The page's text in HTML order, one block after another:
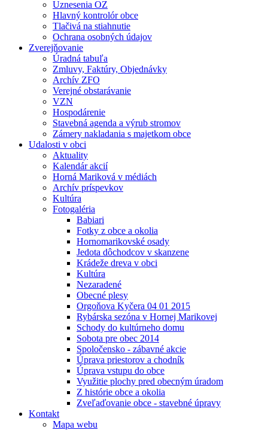
Uznesenia OZ
Hlavný kontrolór obce
Tlačivá na stiahnutie
Ochrana osobných údajov
Zverejňovanie
Úradná tabuľa
Zmluvy, Faktúry, Objednávky
Archív ZFO
Verejné obstarávanie
VZN
Hospodárenie
Stavebná agenda a výrub stromov
Zámery nakladania s majetkom obce
Udalosti v obci
Aktuality
Kalendár akcií
Horná Mariková v médiách
Archív príspevkov
Kultúra
Fotogaléria
Babiari
Fotky z obce a okolia
Hornomarikovské osady
Jedota dôchodcov v skanzene
Krádeže dreva v obci
Kultúra
Nezaradené
Obecné plesy
Orgoňova Kyčera 04 01 2015
Rybárska sezóna v Hornej Marikovej
Schody do kultúrneho domu
Sobota pre obec 2014
Spoločensko - zábavné akcie
Úprava priestorov a chodník
Úprava vstupu do obce
Využitie plochy pred obecným úradom
Z histórie obce a okolia
Zveľaďovanie obce - stavebné úpravy
Kontakt
Mapa webu